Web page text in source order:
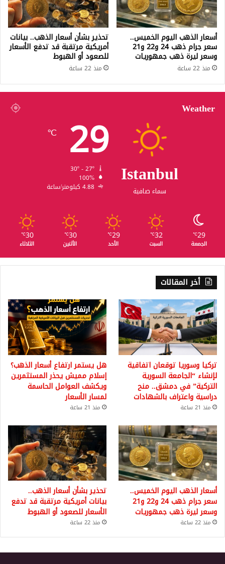
أسعار الذهب اليوم الخميس..
سعر جرام ذهب 24 و22 و21
وسعر ليرة ذهب جمهوريات
منذ 22 ساعة
تحذير بشأن أسعار الذهب.. بيانات
أمريكية مرتقبة قد تدفع الأسعار
للصعود أو الهبوط
منذ 22 ساعة
Weather
Istanbul
سماء صافية
29
℃
100%
4.88 كيلومتر/ساعة
29
℃
الجمعة
32
℃
السبت
29
℃
الأحد
30
℃
الأثنين
30
℃
الثلاثاء
أخر المقالات
تركيا وسوريا توقعان اتفاقية
لإنشاء “الجامعة السورية
التركية” في دمشق.. منح
دراسية واعتراف بالشهادات
منذ 21 ساعة
هل يستمر ارتفاع أسعار الذهب؟
إسلام مميش يحذر المستثمرين
ويكشف العوامل الحاسمة
لمسار الأسعار
منذ 21 ساعة
أسعار الذهب اليوم الخميس..
سعر جرام ذهب 24 و22 و21
وسعر ليرة ذهب جمهوريات
منذ 22 ساعة
تحذير بشأن أسعار الذهب..
بيانات أمريكية مرتقبة قد تدفع
الأسعار للصعود أو الهبوط
منذ 22 ساعة